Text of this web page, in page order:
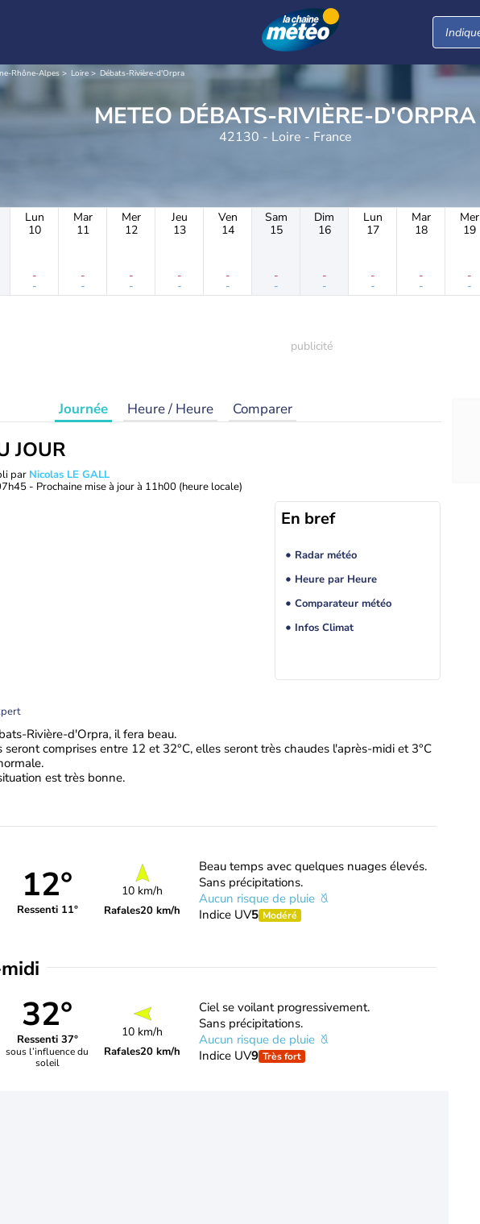
Rhône-Alpes Loire Débats-Rivière-d'Orpra
METEO DÉBATS-RIVIÈRE-D'ORPRA
42130 - Loire - France
Lun
10
-
-
Mar
11
-
-
Mer
12
-
-
Jeu
13
-
-
Ven
14
-
-
Sam
15
-
-
Dim
16
-
-
Lun
17
-
-
Mar
18
-
-
Mer
19
-
-
Journée Heure / Heure Comparer
JOUR
par Nicolas LE GALL
- Prochaine mise à jour à 11h00 (heure locale)
En bref
Radar météo
Heure par Heure
Comparateur météo
Infos Climat
Rivière-d'Orpra, il fera beau.
seront comprises entre 12 et 32°C, elles seront très chaudes l'après-midi et 3°C
est très bonne.
12°
Ressenti 11°
10 km/h
Rafales20 km/h
Beau temps avec quelques nuages élevés.
Sans précipitations.
Aucun risque de pluie
Indice UV5 Modéré
32°
Ressenti 37°
sous l’influence du
soleil
10 km/h
Rafales20 km/h
Ciel se voilant progressivement.
Sans précipitations.
Aucun risque de pluie
Indice UV9 Très fort